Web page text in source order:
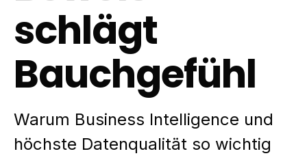
schlägt
Bauchgefühl
Warum Business Intelligence und
höchste Datenqualität so wichtig